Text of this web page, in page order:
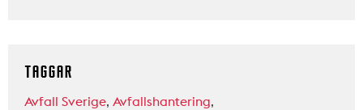
TAGGAR
Avfall Sverige, Avfallshantering,